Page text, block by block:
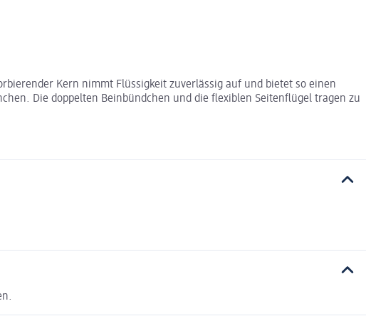
Kern nimmt Flüssigkeit zuverlässig auf und bietet so einen
Die doppelten Beinbündchen und die flexiblen Seitenflügel tragen zu